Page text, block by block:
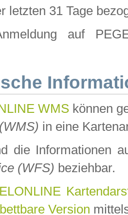
letzten 31 Tage
auf
WMS können
in eine
die Informationen
(WFS) beziehbar.
Version